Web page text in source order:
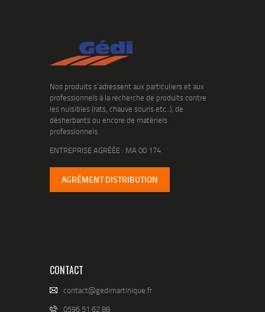
Nos produits s’adressent aux particuliers et aux
professionnels à la recherche de produits contre
les nuisibles (rats, chauve souris etc..), de
désherbants ou encore de matériels
professionnels.
ENTREPRISE AGRÉÉE : MA 00 174
AGRÉMENT DISTRIBUTION
CONTACT
contact@gedimartinique.fr
0596 51 62 88